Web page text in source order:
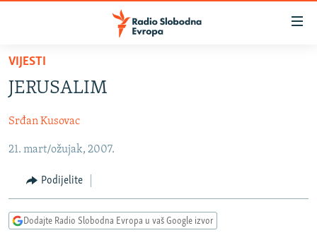
Pređite
glavni
Pređite
na
navigaciju
Pređite
na
pretragu
SRBIJA
KOSOVO
CRNA GORA
VIZUELNO
VIDEO
PODCASTI
VIJESTI
JERUSALIM
Srđan Kusovac
21. mart/ožujak, 2007.
Podijelite
Dodajte Radio Slobodna Evropa u vaš Google izvor